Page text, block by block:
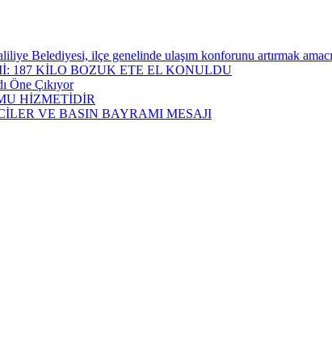
ilçe genelinde ulaşım konforunu artırmak amacıyla
187 KİLO BOZUK ETE EL KONULDU
Öne Çıkıyor
HİZMETİDİR
VE BASIN BAYRAMI MESAJI